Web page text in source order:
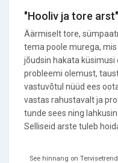
"Hooliv ja tore arst"
Äärmiselt tore,
tema poole murega,
jõudsin hakata
probleemi olemust,
vastuvõtul nüüd ees
vastas rahustavalt ja
tunde sees ning
Selliseid arste tuleb
See hinnang on